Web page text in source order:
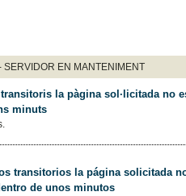
EN MANTENIMENT
la pàgina sol·licitada no
minuts
transitorios la página solicitada
de unos minutos